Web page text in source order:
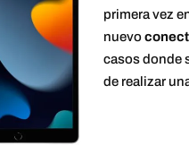
primera vez
nuevo
casos donde
de realizar